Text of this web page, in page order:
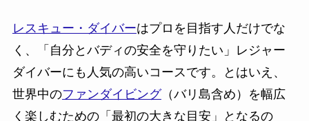
レスキュー・ダイバーはプロを目指す人だけでな
く、「自分とバディの安全を守りたい」レジャー
ダイバーにも人気の高いコースです。とはいえ、
世界中のファンダイビング（バリ島含め）を幅広
く楽しむための「最初の大きな目安」となるの